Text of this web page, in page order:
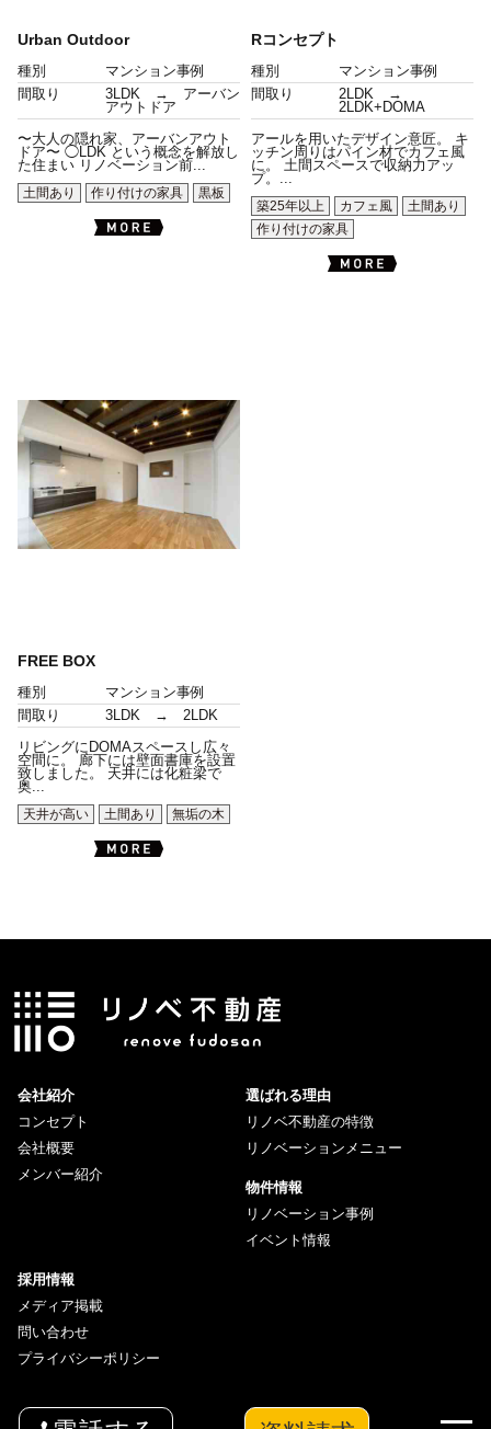
Urban Outdoor
種別
マンション事例
間取り
3LDK → アーバン
アウトドア
〜大人の隠れ家、アーバンアウト
ドア〜 ◯LDK という概念を解放し
た住まい リノベーション前...
土間あり
作り付けの家具 黒板
Rコンセプト
種別
マンション事例
間取り
2LDK →
2LDK+DOMA
アールを用いたデザイン意匠。 キ
ッチン周りはパイン材でカフェ風
に。 土間スペースで収納力アッ
プ。...
築25年以上
カフェ風
土間あり
作り付けの家具
FREE BOX
種別
マンション事例
間取り
3LDK → 2LDK
リビングにDOMAスペースし広々
空間に。 廊下には壁面書庫を設置
致しました。 天井には化粧梁で
奥...
天井が高い
土間あり 無垢の木
会社紹介
コンセプト
会社概要
メンバー紹介
選ばれる理由
リノベ不動産の特徴
リノベーションメニュー
物件情報
リノベーション事例
イベント情報
採用情報
メディア掲載
問い合わせ
プライバシーポリシー